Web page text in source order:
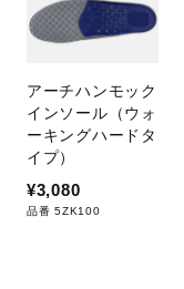
アーチハンモック
インソール（ウォ
ーキングハードタ
イプ）
¥3,080
品番 5ZK100